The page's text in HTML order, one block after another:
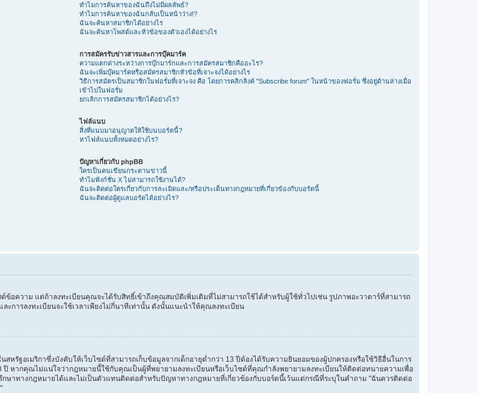
ทำไมการค้นหาของฉันถึงไม่มีผลลัพธ์?
ทำไมการค้นหาของฉันกลับเป็นหน้าว่าง!?
ฉันจะค้นหาสมาชิกได้อย่างไร
ฉันจะค้นหาโพสต์และหัวข้อของตัวเองได้อย่างไร
การสมัครรับข่าวสารและการบุ๊คมาร์ค
ความแตกต่างระหว่างการบุ๊กมาร์กและการสมัครสมาชิกคืออะไร?
ฉันจะเพิ่มบุ๊คมาร์คหรือสมัครสมาชิกหัวข้อที่เจาะจงได้อย่างไร
วิธีการสมัครเป็นสมาชิกในฟอรั่มที่เจาะจง คือ โดยการคลิกลิงค์ "Subscribe forum" ในหน้าของฟอรั่ม ซึ่งอยู่ด้านล่างเมื่อ
เข้าไปในฟอรั่ม
ยกเลิกการสมัครสมาชิกได้อย่างไร?
ไฟล์แนบ
สิ่งที่แนบมาอนุญาตให้ใช้บนบอร์ดนี้?
หาไฟล์แนบทั้งหมดอย่างไร?
ปัญหาเกี่ยวกับ phpBB
ใครเป็นคนเขียนกระดานข่าวนี้
ทำไมฟังก์ชั่น X ไม่สามารถใช้งานได้?
ฉันจะติดต่อใครเกี่ยวกับการละเมิดและ/หรือประเด็นทางกฎหมายที่เกี่ยวข้องกับบอร์ดนี้
ฉันจะติดต่อผู้ดูแลบอร์ดได้อย่างไร?
อความ แต่ถ้าลงทะเบียนคุณจะได้รับสิทธิ์เข้าถึงคุณสมบัติเพิ่มเติมที่ไม่สามารถใช้ได้สำหรับผู้ใช้ทั่วไปเช่น รูปภาพอะวาตาร์ที่สามารถ
ะการลงทะเบียนจะใช้เวลาเพียงไม่กี่นาทีเท่านั้น ดังนั้นแนะนำให้คุณลงทะเบียน
หรัฐอเมริกาซึ่งบังคับให้เว็บไซต์ที่สามารถเก็บข้อมูลจากเด็กอายุต่ำกว่า 13 ปีต้องได้รับความยินยอมของผู้ปกครองหรือใช้วิธีอื่นในการ
หากคุณไม่แน่ใจว่ากฎหมายนี้ใช้กับคุณเป็นผู้ที่พยายามลงทะเบียนหรือเว็บไซต์ที่คุณกำลังพยายามลงทะเบียนให้ติดต่อทนายความเพื่อ
กษาทางกฎหมายได้และไม่เป็นตัวแทนติดต่อสำหรับปัญหาทางกฎหมายที่เกี่ยวข้องกับบอร์ดนี้เว้นแต่กรณีที่ระบุในคำถาม "ฉันควรติดต่อ